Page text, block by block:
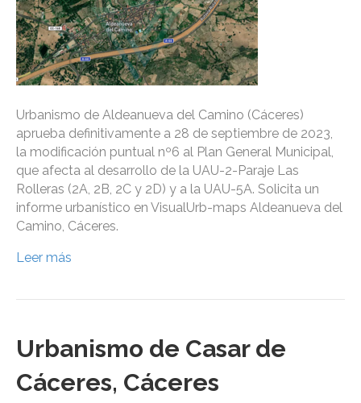
Urbanismo de Aldeanueva del Camino (Cáceres)
aprueba definitivamente a 28 de septiembre de 2023,
la modificación puntual nº6 al Plan General Municipal,
que afecta al desarrollo de la UAU-2-Paraje Las
Rolleras (2A, 2B, 2C y 2D) y a la UAU-5A. Solicita un
informe urbanístico en VisualUrb-maps Aldeanueva del
Camino, Cáceres.
Leer más
Urbanismo de Casar de
Cáceres, Cáceres